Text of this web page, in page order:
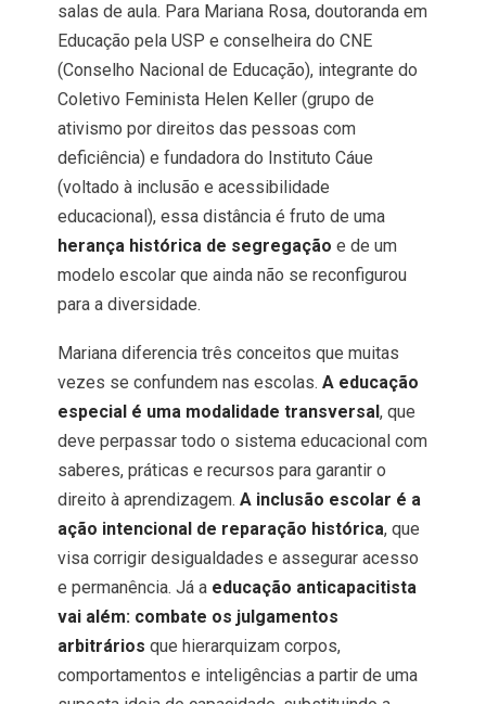
salas de aula. Para Mariana Rosa, doutoranda em
Educação pela USP e conselheira do CNE
(Conselho Nacional de Educação), integrante do
Coletivo Feminista Helen Keller (grupo de
ativismo por direitos das pessoas com
deficiência) e fundadora do Instituto Cáue
(voltado à inclusão e acessibilidade
educacional), essa distância é fruto de uma
herança histórica de segregação e de um
modelo escolar que ainda não se reconfigurou
para a diversidade.
Mariana diferencia três conceitos que muitas
vezes se confundem nas escolas. A educação
especial é uma modalidade transversal , que
deve perpassar todo o sistema educacional com
saberes, práticas e recursos para garantir o
direito à aprendizagem. A inclusão escolar é a
ação intencional de reparação histórica, que
visa corrigir desigualdades e assegurar acesso
e permanência. Já a educação anticapacitista
vai além: combate os julgamentos
arbitrários que hierarquizam corpos,
comportamentos e inteligências a partir de uma